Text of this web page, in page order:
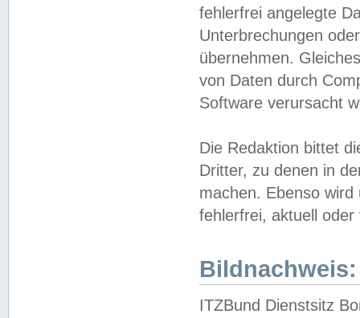
fehlerfrei angelegte
Unterbrechungen
übernehmen.
von Daten durch
Software verursacht
Die Redaktion bittet
Dritter, zu denen in
machen. Ebenso
fehlerfrei, aktuell oder
Bildnachweis:
ITZBund Dienstsitz